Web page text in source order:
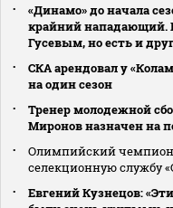
«Динамо» до начала
крайний нападающий.
Гусевым, но есть и
СКА арендовал у
на один сезон
Тренер молодежной
Миронов назначен на
Олимпийский
селекционную службу
Евгений Кузнецов: